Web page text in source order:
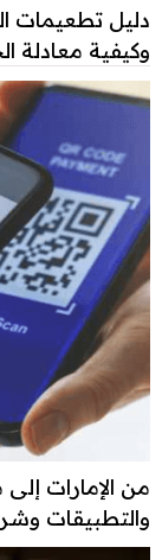
دليل تطعيمات
وكيفية معادلة
من الإمارات
والتطبيقات